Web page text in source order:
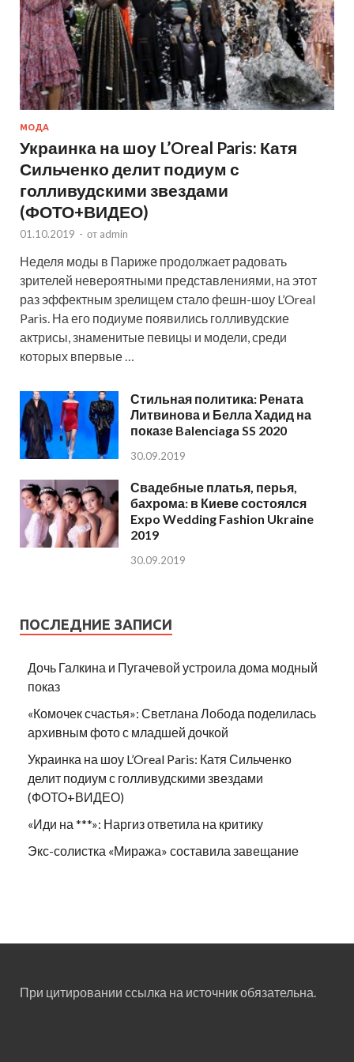
МОДА
Украинка на шоу L’Oreal Paris: Катя
Сильченко делит подиум с
голливудскими звездами
(ФОТО+ВИДЕО)
01.10.2019 - от admin
Неделя моды в Париже продолжает радовать
зрителей невероятными представлениями, на этот
раз эффектным зрелищем стало фешн-шоу L’Oreal
Paris. На его подиуме появились голливудские
актрисы, знаменитые певицы и модели, среди
которых впервые …
Стильная политика: Рената
Литвинова и Белла Хадид на
показе Balenciaga SS 2020
30.09.2019
Свадебные платья, перья,
бахрома: в Киеве состоялся
Expo Wedding Fashion Ukraine
2019
30.09.2019
ПОСЛЕДНИЕ ЗАПИСИ
Дочь Галкина и Пугачевой устроила дома модный
показ
«Комочек счастья»: Светлана Лобода поделилась
архивным фото с младшей дочкой
Украинка на шоу L’Oreal Paris: Катя Сильченко
делит подиум с голливудскими звездами
(ФОТО+ВИДЕО)
«Иди на ***»: Наргиз ответила на критику
Экс-солистка «Миража» составила завещание
При цитировании ссылка на источник обязательна.